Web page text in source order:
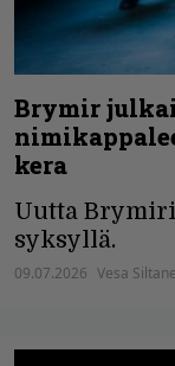
Brymir
kera
Uutta
syksyllä.
09.07.2026 Vesa